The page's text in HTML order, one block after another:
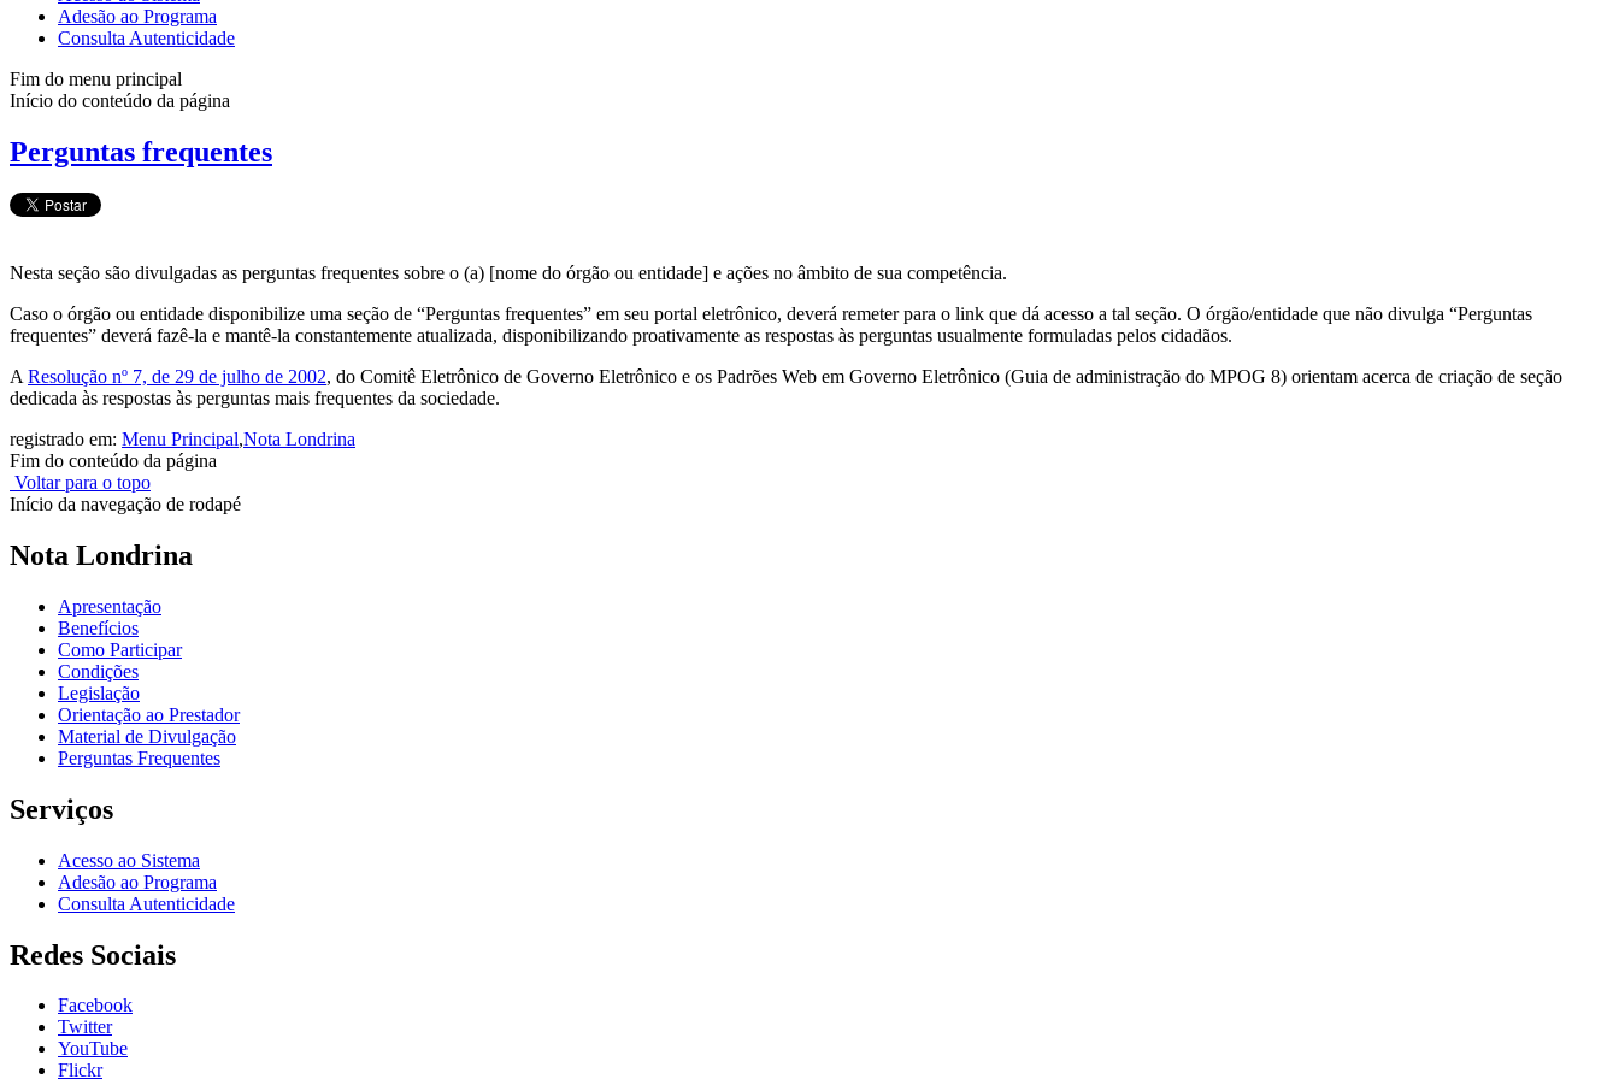
Adesão ao Programa
Consulta Autenticidade
Fim do menu principal
Início do conteúdo da página
Perguntas frequentes
Nesta seção são divulgadas as perguntas frequentes sobre o (a) [nome do órgão ou entidade] e ações no âmbito de sua competência.
Caso o órgão ou entidade disponibilize uma seção de “Perguntas frequentes” em seu portal eletrônico, deverá remeter para o link que dá acesso a tal seção. O órgão/entidade que não divulga “Perguntas
frequentes” deverá fazê-la e mantê-la constantemente atualizada, disponibilizando proativamente as respostas às perguntas usualmente formuladas pelos cidadãos.
A Resolução nº 7, de 29 de julho de 2002, do Comitê Eletrônico de Governo Eletrônico e os Padrões Web em Governo Eletrônico (Guia de administração do MPOG 8) orientam acerca de criação de seção
dedicada às respostas às perguntas mais frequentes da sociedade.
registrado em: Menu Principal,Nota Londrina
Fim do conteúdo da página
Voltar para o topo
Início da navegação de rodapé
Nota Londrina
Apresentação
Benefícios
Como Participar
Condições
Legislação
Orientação ao Prestador
Material de Divulgação
Perguntas Frequentes
Serviços
Acesso ao Sistema
Adesão ao Programa
Consulta Autenticidade
Redes Sociais
Facebook
Twitter
YouTube
Flickr